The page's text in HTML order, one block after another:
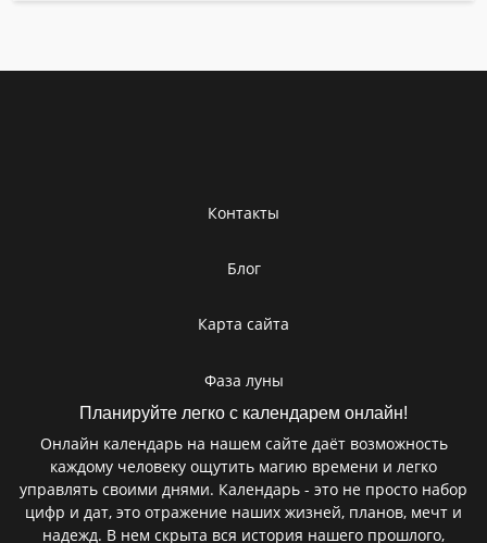
Контакты
Блог
Карта сайта
Фаза луны
Планируйте легко с календарем онлайн!
Онлайн календарь на нашем сайте даёт возможность
каждому человеку ощутить магию времени и легко
управлять своими днями. Календарь - это не просто набор
цифр и дат, это отражение наших жизней, планов, мечт и
надежд. В нем скрыта вся история нашего прошлого,